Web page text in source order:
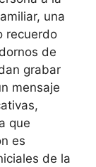
una
recuerdo
de
grabar
mensaje
que
es
de la